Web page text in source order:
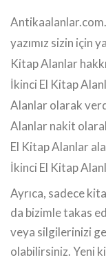
yazımız sizin için
Kitap Alanlar
İkinci El Kitap
Alanlar olarak
Alanlar nakit
El Kitap Alanlar
İkinci El Kitap
Ayrıca, sadece
da bizimle takas
veya silgilerinizi
olabilirsiniz. Yeni